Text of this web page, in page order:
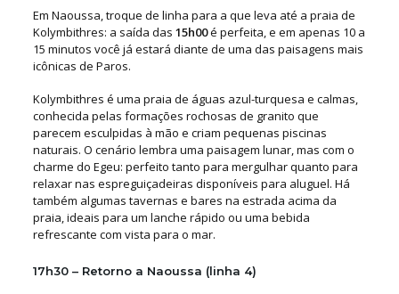
Em Naoussa, troque de linha para a que leva até a praia de
Kolymbithres: a saída das 15h00é perfeita, e em apenas 10 a
15 minutos você já estará diante de uma das paisagens mais
icônicas de Paros.
Kolymbithres é uma praia de águas azul-turquesa e calmas,
conhecida pelas formações rochosas de granito que
parecem esculpidas à mão e criam pequenas piscinas
naturais. O cenário lembra uma paisagem lunar, mas com o
charme do Egeu: perfeito tanto para mergulhar quanto para
relaxar nas espreguiçadeiras disponíveis para aluguel. Há
também algumas tavernas e bares na estrada acima da
praia, ideais para um lanche rápido ou uma bebida
refrescante com vista para o mar.
17h30 – Retorno a Naoussa (linha 4)